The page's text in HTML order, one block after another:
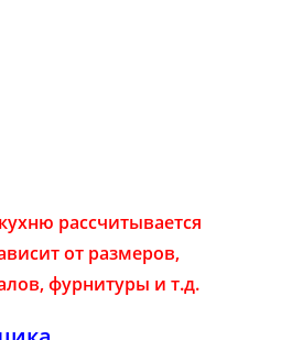
рассчитывается
от размеров,
фурнитуры и т.д.